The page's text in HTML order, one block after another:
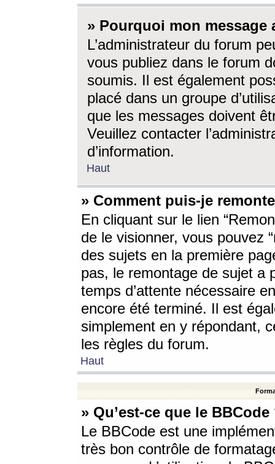
» Pourquoi mon message
L’administrateur du forum
vous publiez dans le forum
soumis. Il est également
placé dans un groupe
que les messages doivent
Veuillez contacter
d’information.
Haut
» Comment puis-je
En cliquant sur le lien
de le visionner, vous pouvez
des sujets en la première
pas, le remontage de sujet a
temps d’attente nécessaire
encore été terminé. Il est
simplement en y répondant,
les règles du forum.
Haut
» Qu’est-ce que le BBCode
Le BBCode est une
très bon contrôle de